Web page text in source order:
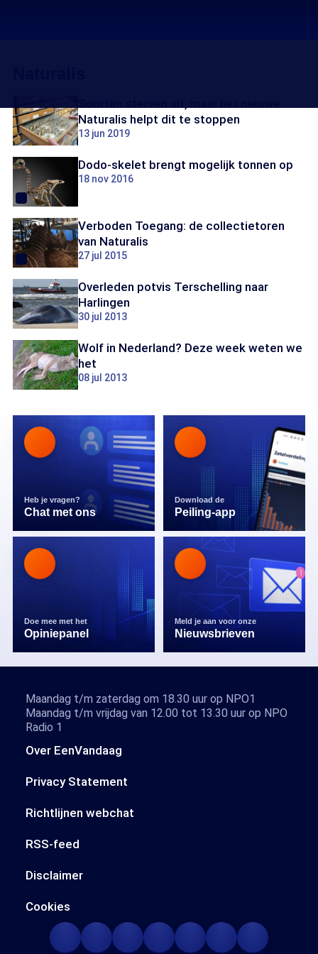
Naturalis helpt dit te stoppen
13 jun 2019
Dodo-skelet brengt mogelijk tonnen op
18 nov 2016
Verboden Toegang: de collectietoren
van Naturalis
27 jul 2015
Overleden potvis Terschelling naar
Harlingen
30 jul 2013
Wolf in Nederland? Deze week weten we
het
08 jul 2013
Heb je vragen?
Chat met ons
Download de
Peiling-app
Doe mee met het
Opiniepanel
Meld je aan voor onze
Nieuwsbrieven
Over EenVandaag
Privacy Statement
Richtlijnen webchat
RSS-feed
Disclaimer
Cookies
Maandag t/m zaterdag om 18.30 uur op NPO1
Maandag t/m vrijdag van 12.00 tot 13.30 uur op NPO
Radio 1